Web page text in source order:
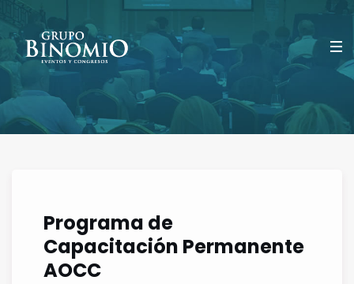
Programa de
Capacitación Permanente
AOCC